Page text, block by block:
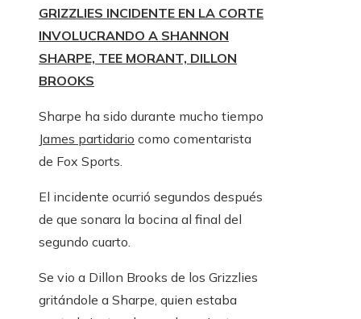
GRIZZLIES INCIDENTE EN LA CORTE
INVOLUCRANDO A SHANNON
SHARPE, TEE MORANT, DILLON
BROOKS
Sharpe ha sido durante mucho tiempo
James partidario como comentarista
de Fox Sports.
El incidente ocurrió segundos después
de que sonara la bocina al final del
segundo cuarto.
Se vio a Dillon Brooks de los Grizzlies
gritándole a Sharpe, quien estaba